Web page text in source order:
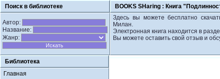
Поиск в библиотеке BOOKS SHaring : Книга
Автор:
Название:
Жанр:
Здесь вы можете бесплатно
Милан.
Электронная книга находится в
Вы можете оставить свой отзыв и
Библиотека
Главная